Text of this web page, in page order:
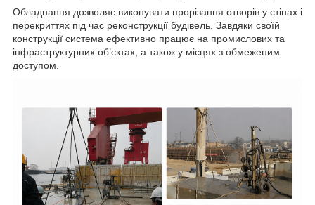
Обладнання дозволяє виконувати прорізання отворів у стінах і
перекриттях під час реконструкції будівель. Завдяки своїй
конструкції система ефективно працює на промислових та
інфраструктурних об’єктах, а також у місцях з обмеженим
доступом.